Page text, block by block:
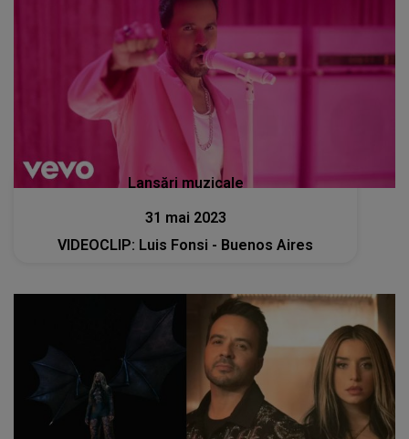
Lansări muzicale
31 mai 2023
VIDEOCLIP: Luis Fonsi - Buenos Aires